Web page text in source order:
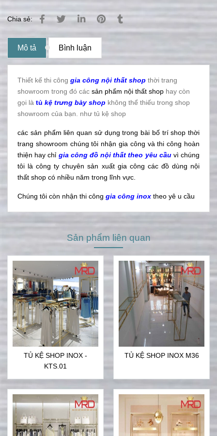
Chia sẻ:
Mô tả Bình luận
Thiết kế thi công gia công nội thất shop thời trang
showroom trong đó các sản phẩm nội thất shop hay còn
gọi là tủ kệ trưng bày shop không thể thiếu trong shop
showroom của bạn. như tủ kệ shop
các sản phẩm liên quan sử dụng trong bài bố trí shop thời
trang showroom chúng tôi nhận gia công và thi công hoàn
thiện hay chỉ gia công đồ nội thất theo yêu cầuvì chúng
tôi là công ty chuyên sản xuất gia công các đồ dùng nội
thất shop có nhiều năm trong lĩnh vực.
Chúng tôi còn nhận thi công gia công inox theo yê u cầu
Sản phẩm liên quan
TỦ KỆ SHOP INOX -
KTS.01
TỦ KỆ SHOP INOX M36